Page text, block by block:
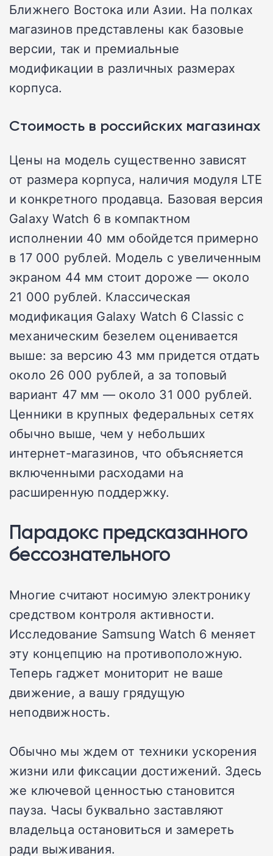
Ближнего Востока или Азии. На полках
магазинов представлены как базовые
версии, так и премиальные
модификации в различных размерах
корпуса.
Стоимость в российских магазинах
Цены на модель существенно зависят
от размера корпуса, наличия модуля LTE
и конкретного продавца. Базовая версия
Galaxy Watch 6 в компактном
исполнении 40 мм обойдется примерно
в 17 000 рублей. Модель с увеличенным
экраном 44 мм стоит дороже — около
21 000 рублей. Классическая
модификация Galaxy Watch 6 Classic с
механическим безелем оценивается
выше: за версию 43 мм придется отдать
около 26 000 рублей, а за топовый
вариант 47 мм — около 31 000 рублей.
Ценники в крупных федеральных сетях
обычно выше, чем у небольших
интернет-магазинов, что объясняется
включенными расходами на
расширенную поддержку.
Парадокс предсказанного
бессознательного
Многие считают носимую электронику
средством контроля активности.
Исследование Samsung Watch 6 меняет
эту концепцию на противоположную.
Теперь гаджет мониторит не ваше
движение, а вашу грядущую
неподвижность.
Обычно мы ждем от техники ускорения
жизни или фиксации достижений. Здесь
же ключевой ценностью становится
пауза. Часы буквально заставляют
владельца остановиться и замереть
ради выживания.